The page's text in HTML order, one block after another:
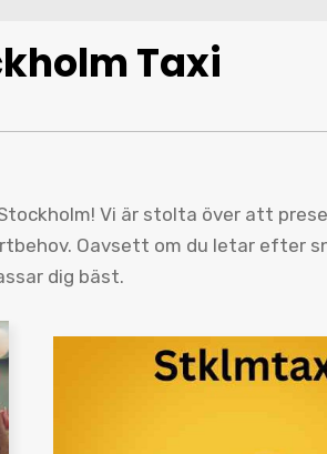
Taxi
Vi är stolta över att
Oavsett om du letar efter
dig bäst.